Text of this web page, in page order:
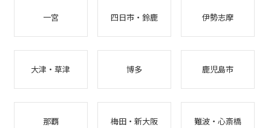
一宮 四日市・鈴鹿 伊勢志摩
大津・草津 博多 鹿児島市
那覇 梅田・新大阪 難波・心斎橋